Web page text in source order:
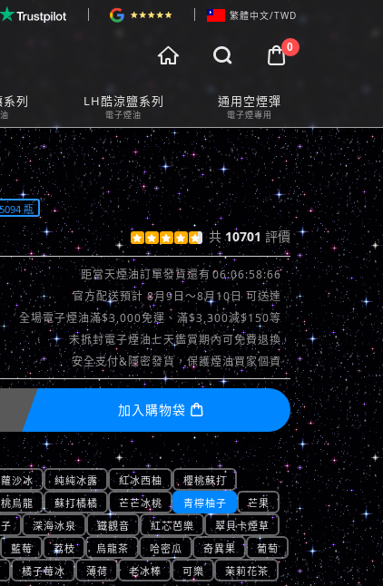
繁體中文/TWD
  0
覽
列 LH酷涼鹽系列
電子煙油
通用空煙彈
電子煙專用
瓶
     共10701 評價
查看評價 >>
距當天煙油訂單發貨還有06:06:56:82
官方配送預計 8月9日～8月10日 可送達
全場電子煙油滿$3,000免運、滿$3,300減$150等
未拆封電子煙油七天鑑賞期內可免費退換
安全支付&隱密發貨，保護煙油買家個資
加入購物袋 
沙冰 純純冰露 紅冰西柚
櫻桃蘇打
烏龍 蘇打橘橘 芒芒冰桃 青檸柚子
芒果
深海冰泉 鐵觀音 紅芯芭樂
翠貝卡煙草
藍莓 荔枝 烏龍茶 哈密瓜 奇異果
葡萄
橘子莓冰 薄荷 老冰棒 可樂 茉莉花茶